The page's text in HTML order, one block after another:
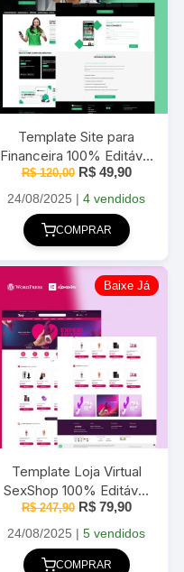
Template Site para
Financeira 100% Editável
2025
R$120,00 O
original
era:
R$ 120,00.
R$49,90O
atual
24/08/2025 |4 vendidos
COMPRAR
Baixe Já
Template Loja Virtual
SexShop 100% Editável
Elementor PRO 2025
R$247,90 O
original
era:
R$ 247,90.
R$79,90O
atual
24/08/2025 |5 vendidos
COMPRAR